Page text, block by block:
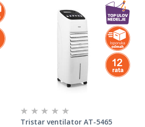
Tristar ventilator AT-5465